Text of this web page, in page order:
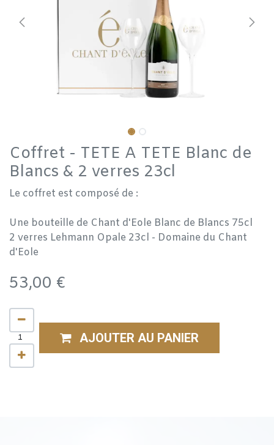
Coffret - TETE A TETE Blanc de
Blancs & 2 verres 23cl
Le coffret est composé de :
Une bouteille de Chant d'Eole Blanc de Blancs 75cl
2 verres Lehmann Opale 23cl - Domaine du Chant
d'Eole
53,00 €
AJOUTER AU PANIER